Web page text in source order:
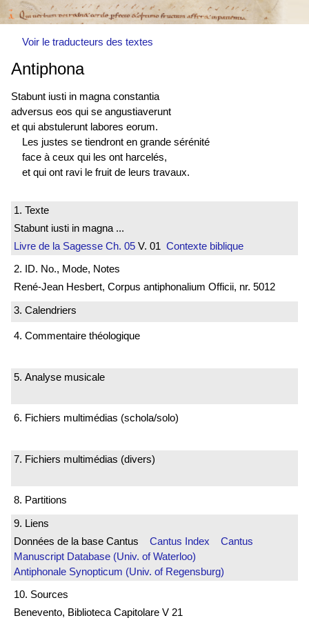
Voir le traducteurs des textes
Antiphona
Stabunt iusti in magna constantia
adversus eos qui se angustiaverunt
et qui abstulerunt labores eorum.
Les justes se tiendront en grande sérénité
face à ceux qui les ont harcelés,
et qui ont ravi le fruit de leurs travaux.
1. Texte
Stabunt iusti in magna ...
Livre de la Sagesse Ch. 05 V. 01 Contexte biblique
2. ID. No., Mode, Notes
René-Jean Hesbert, Corpus antiphonalium Officii, nr. 5012
3. Calendriers
4. Commentaire théologique
5. Analyse musicale
6. Fichiers multimédias (schola/solo)
7. Fichiers multimédias (divers)
8. Partitions
9. Liens
Données de la base Cantus Cantus Index
Cantus
Manuscript Database (Univ. of Waterloo)
Antiphonale Synopticum (Univ. of Regensburg)
10. Sources
Benevento, Biblioteca Capitolare V 21